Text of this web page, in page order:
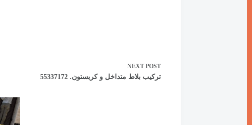
NEXT POST
تركيب بلاط متداخل و كربستون. 55337172